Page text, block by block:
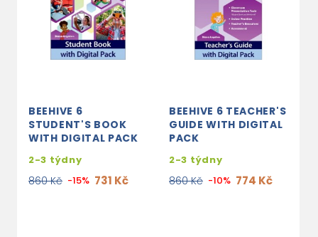
BEEHIVE 6
STUDENT'S BOOK
WITH DIGITAL PACK
2-3 týdny
860 Kč -15% 731 Kč
BEEHIVE 6 TEACHER'S
GUIDE WITH DIGITAL
PACK
2-3 týdny
860 Kč -10% 774 Kč